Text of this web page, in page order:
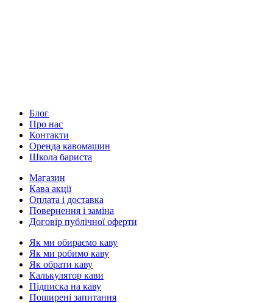
Блог
Про нас
Контакти
Оренда кавомашин
Школа бариста
Магазин
Кава акції
Оплата і доставка
Повернення і заміна
Договір публічної оферти
Як ми обираємо каву
Як ми робимо каву
Як обрати каву
Калькулятор кави
Підписка на каву
Поширені запитання